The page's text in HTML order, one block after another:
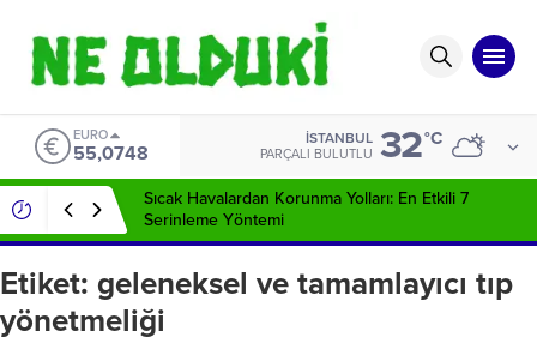
EURO
55,0748
İSTANBUL
PARÇALI BULUTLU 32°C
Sıcak Havalardan Korunma Yolları: En Etkili 7
Serinleme Yöntemi
Etiket: geleneksel ve tamamlayıcı tıp
yönetmeliği